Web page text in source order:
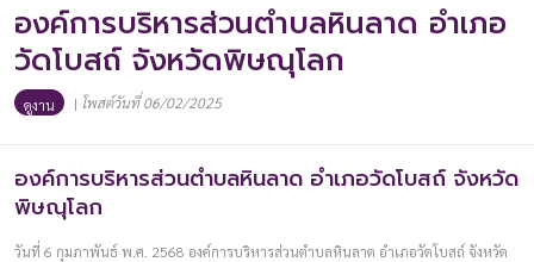
องค์การบริหารส่วนตำบลหินลาด อำเภอ
วัดโบสถ์ จังหวัดพิษณุโลก
ดูงาน | โพสต์วันที่ 06/02/2025
องค์การบริหารส่วนตำบลหินลาด อำเภอวัดโบสถ์ จังหวัด
พิษณุโลก
วันที่ 6 กุมภาพันธ์ พ.ศ. 2568 องค์การบริหารส่วนตำบลหินลาด อำเภอวัดโบสถ์ จังหวัด